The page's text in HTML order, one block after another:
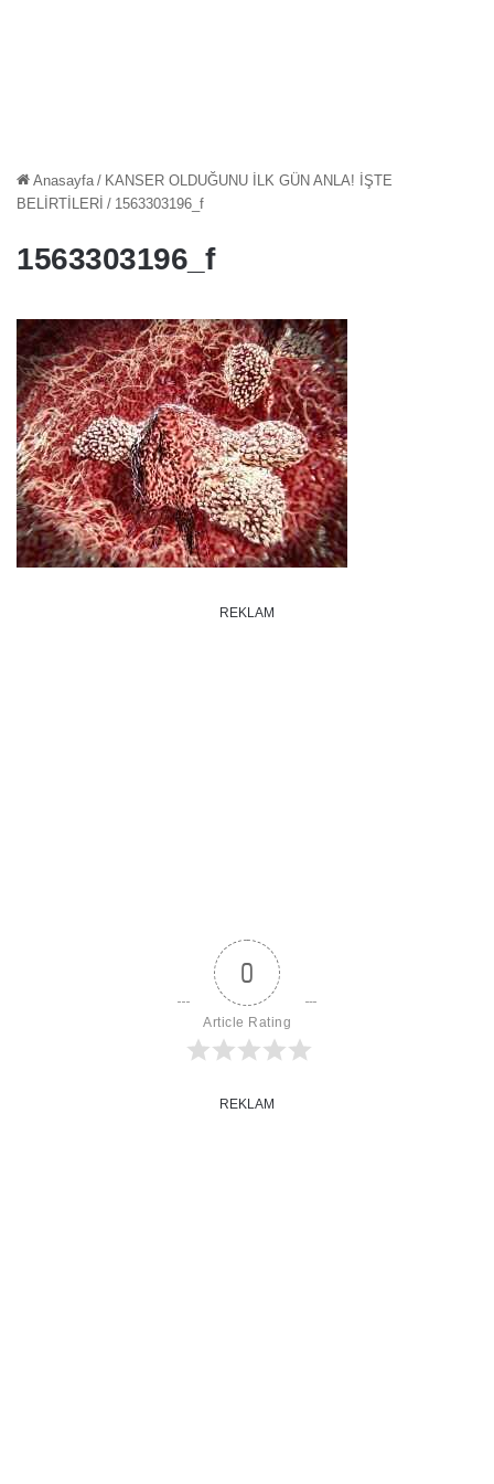
Anasayfa / KANSER OLDUĞUNU İLK GÜN ANLA! İŞTE
BELİRTİLERİ / 1563303196_f
1563303196_f
REKLAM
0
Article Rating
REKLAM